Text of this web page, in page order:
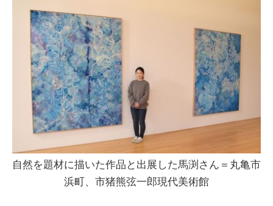
自然を題材に描いた作品と出展した馬渕さん＝丸亀市
浜町、市猪熊弦一郎現代美術館